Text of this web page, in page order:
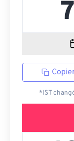
*IST